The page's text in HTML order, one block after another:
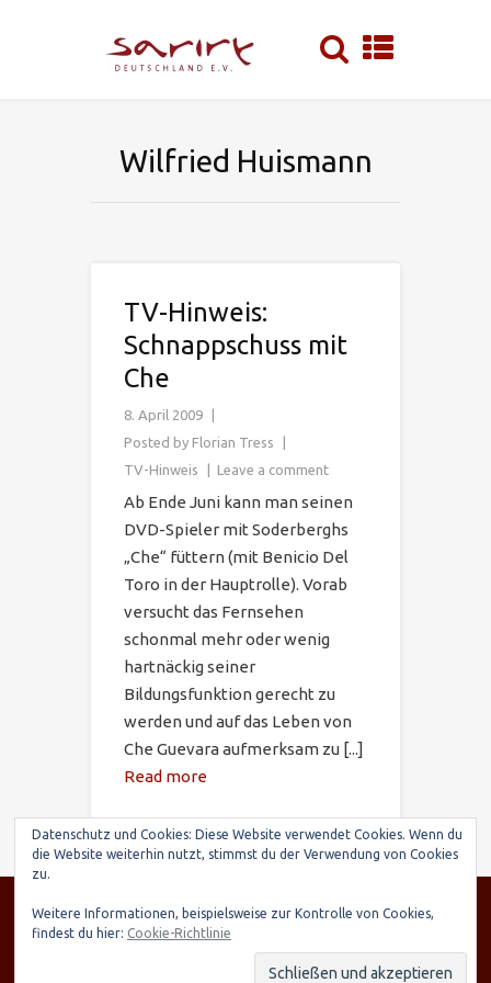
Wilfried Huismann
TV-Hinweis:
Schnappschuss mit
Che
8. April 2009
Posted by Florian Tress
TV-Hinweis
Leave a comment
Ab Ende Juni kann man seinen
DVD-Spieler mit Soderberghs
„Che“ füttern (mit Benicio Del
Toro in der Hauptrolle). Vorab
versucht das Fernsehen
schonmal mehr oder wenig
hartnäckig seiner
Bildungsfunktion gerecht zu
werden und auf das Leben von
Che Guevara aufmerksam zu [...]
Read more
Datenschutz und Cookies: Diese Website verwendet Cookies. Wenn du
die Website weiterhin nutzt, stimmst du der Verwendung von Cookies
zu.
Weitere Informationen, beispielsweise zur Kontrolle von Cookies,
findest du hier: Cookie-Richtlinie
© SARIRY Deutschland e.V., Seltenhornstr. 21,
84559 Kraiburg | Spendenkonto: Raiffeisenbank
9568 0000 7248 15, BIC: GENODEF1TAE